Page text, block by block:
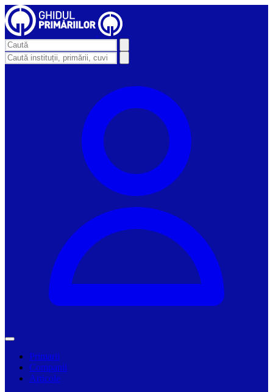
Primarii
Companii
Articole